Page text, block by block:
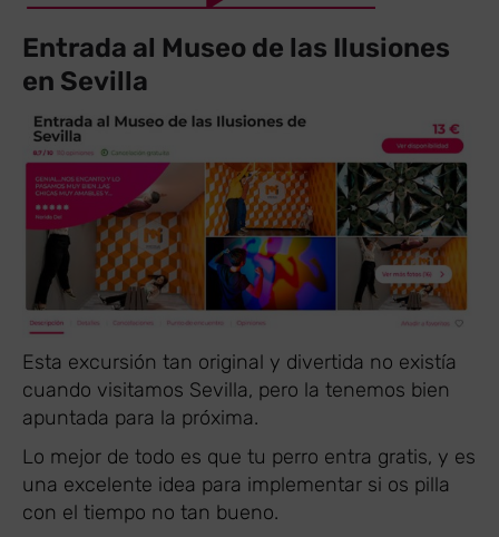
Entrada al Museo de las Ilusiones
en Sevilla
Esta excursión tan original y divertida no existía
cuando visitamos Sevilla, pero la tenemos bien
apuntada para la próxima.
Lo mejor de todo es que tu perro entra gratis, y es
una excelente idea para implementar si os pilla
con el tiempo no tan bueno.